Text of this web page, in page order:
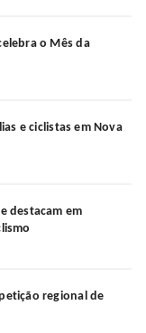
o Mês da
e ciclistas em Nova
destacam em
regional de